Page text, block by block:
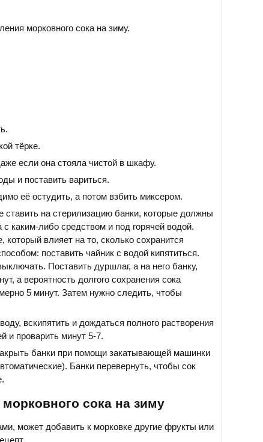
морковного сока на зиму.
тёрке.
если она стояла чистой в шкафу.
и поставить вариться.
её остудить, а потом взбить миксером.
на стерилизацию банки, которые должны
каким-либо средством и под горячей водой.
влияет на то, сколько сохранится
поставить чайник с водой кипятиться.
Поставить дуршлаг, а на него банку,
а вероятность долгого сохранения сока
5 минут. Затем нужно следить, чтобы
вскипятить и дождаться полного растворения
и проварить минут 5-7.
банки при помощи закатывающей машинки
Банки перевернуть, чтобы сок
сока на зиму
может добавить к морковке другие фрукты или